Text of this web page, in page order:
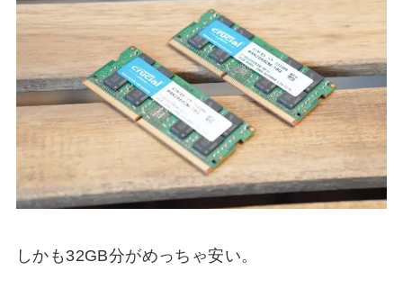
しかも32GB分がめっちゃ安い。